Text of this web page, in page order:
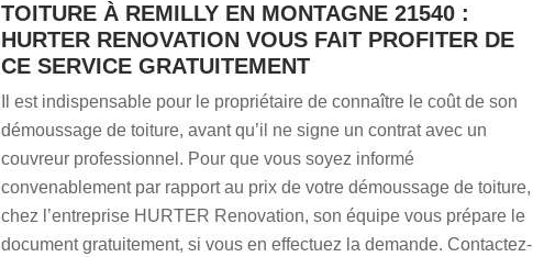
TOITURE À REMILLY EN MONTAGNE 21540 :
HURTER RENOVATION VOUS FAIT PROFITER DE
CE SERVICE GRATUITEMENT
Il est indispensable pour le propriétaire de connaître le coût de son
démoussage de toiture, avant qu’il ne signe un contrat avec un
couvreur professionnel. Pour que vous soyez informé
convenablement par rapport au prix de votre démoussage de toiture,
chez l’entreprise HURTER Renovation, son équipe vous prépare le
document gratuitement, si vous en effectuez la demande. Contactez-